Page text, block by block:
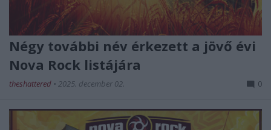
Négy további név érkezett a jövő évi
Nova Rock listájára
theshattered • 2025. december 02. 0